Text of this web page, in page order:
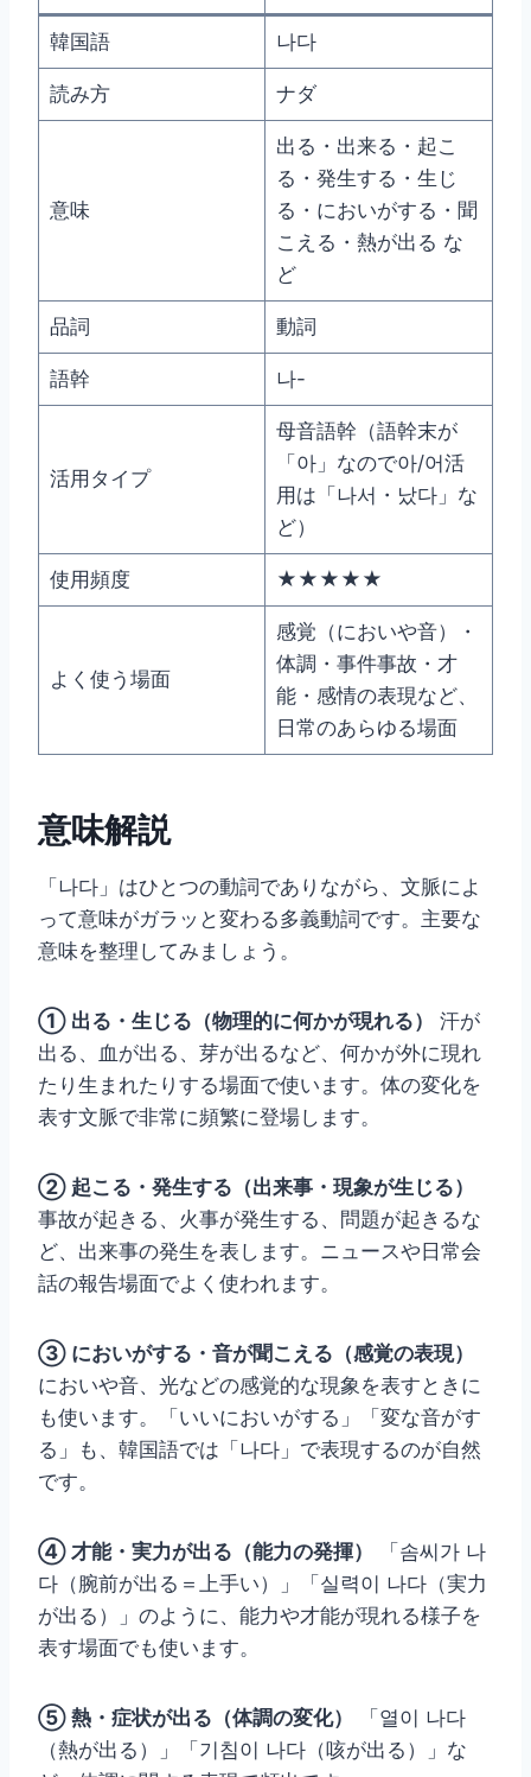
韓国語 나다
読み方 ナダ
意味
出る・出来る・起こ
る・発生する・生じ
る・においがする・聞
こえる・熱が出る な
ど
品詞 動詞
語幹 나-
活用タイプ
母音語幹（語幹末が
「아」なので아/어活
用は「나서・났다」な
ど）
使用頻度 ★★★★★
よく使う場面
感覚（においや音）・
体調・事件事故・才
能・感情の表現など、
日常のあらゆる場面
意味解説
「나다」はひとつの動詞でありながら、文脈によ
って意味がガラッと変わる多義動詞です。主要な
意味を整理してみましょう。
① 出る・生じる（物理的に何かが現れる）
汗が
出る、血が出る、芽が出るなど、何かが外に現れ
たり生まれたりする場面で使います。体の変化を
表す文脈で非常に頻繁に登場します。
② 起こる・発生する（出来事・現象が生じる）
事故が起きる、火事が発生する、問題が起きるな
ど、出来事の発生を表します。ニュースや日常会
話の報告場面でよく使われます。
③ においがする・音が聞こえる（感覚の表現）
においや音、光などの感覚的な現象を表すときに
も使います。「いいにおいがする」「変な音がす
る」も、韓国語では「나다」で表現するのが自然
です。
④ 才能・実力が出る（能力の発揮）
「솜씨가 나
다（腕前が出る＝上手い）」「실력이 나다（実力
が出る）」のように、能力や才能が現れる様子を
表す場面でも使います。
⑤ 熱・症状が出る（体調の変化）
「열이 나다
（熱が出る）」「기침이 나다（咳が出る）」な